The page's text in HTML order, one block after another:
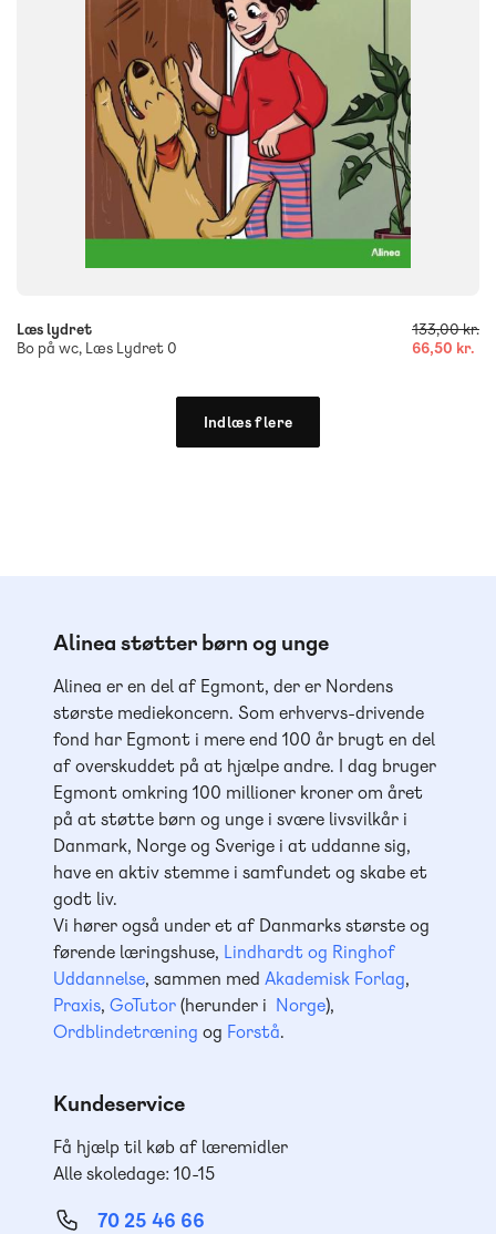
9788723559340
+
Læs lydret
Bo på wc, Læs Lydret 0
66,50 kr.
133,00 kr.
Indlæs flere
Alinea støtter børn og unge
Alinea er en del af Egmont, der er Nordens
største mediekoncern. Som erhvervs-drivende
fond har Egmont i mere end 100 år brugt en del
af overskuddet på at hjælpe andre. I dag bruger
Egmont omkring 100 millioner kroner om året
på at støtte børn og unge i svære livsvilkår i
Danmark, Norge og Sverige i at uddanne sig,
have en aktiv stemme i samfundet og skabe et
godt liv.
Vi hører også under et af Danmarks største og
førende læringshuse, Lindhardt og Ringhof
Uddannelse, sammen med Akademisk Forlag,
Praxis, GoTutor(herunder i Norge),
Ordblindetræning og Forstå.
Kundeservice
Få hjælp til køb af læremidler
Alle skoledage: 10-15
70 25 46 66